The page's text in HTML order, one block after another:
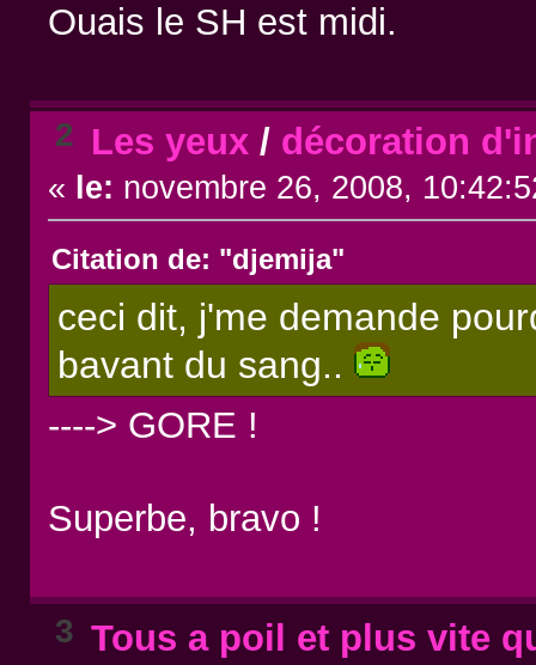
Ouais le SH est midi.
2 Les yeux/ décoration
« le: novembre 26, 2008,
Citation de: "djemija"
ceci dit, j'me demande
bavant du sang..
----> GORE !
Superbe, bravo !
3 Tous a poil et plus vite